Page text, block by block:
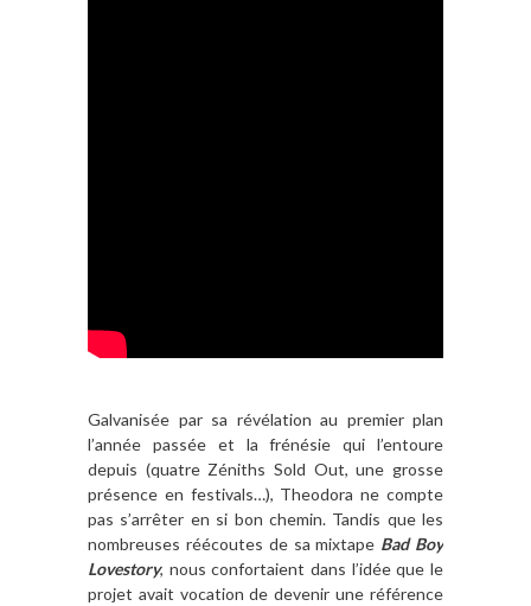
Galvanisée par sa révélation au premier plan
l’année passée et la frénésie qui l’entoure
depuis (quatre Zéniths Sold Out, une grosse
présence en festivals…), Theodora ne compte
pas s’arrêter en si bon chemin. Tandis que les
nombreuses réécoutes de sa mixtape Bad Boy
Lovestory, nous confortaient dans l’idée que le
projet avait vocation de devenir une référence